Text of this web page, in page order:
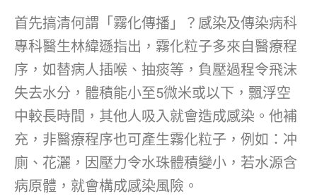
首先搞清何謂「霧化傳播」？感染及傳染病科
專科醫生林緯遜指出，霧化粒子多來自醫療程
序，如替病人插喉、抽痰等，負壓過程令飛沫
失去水分，體積能小至5微米或以下，飄浮空
中較長時間，其他人吸入就會造成感染。他補
充，非醫療程序也可產生霧化粒子，例如：冲
廁、花灑，因壓力令水珠體積變小，若水源含
病原體，就會構成感染風險。